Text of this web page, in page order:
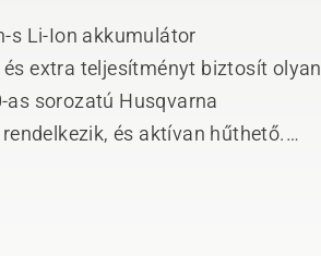
s Li-Ion akkumulátor
extra teljesítményt biztosít olyan
as sorozatú Husqvarna
és aktívan hűthető.